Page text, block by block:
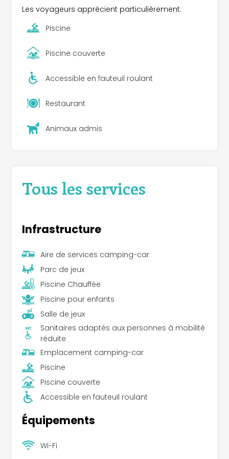
les commerces et services que vous désirez et
de nombreuses manifestations.
Les voyageurs apprécient particulièrement:
Piscine
Piscine couverte
Accessible en fauteuil roulant
Restaurant
Animaux admis
Tous les services
Infrastructure
Aire de services camping-car
Parc de jeux
Piscine Chauffée
Piscine pour enfants
Salle de jeux
Sanitaires adaptés aux personnes à mobilité
réduite
Emplacement camping-car
Piscine
Piscine couverte
Accessible en fauteuil roulant
Équipements
Wi-Fi